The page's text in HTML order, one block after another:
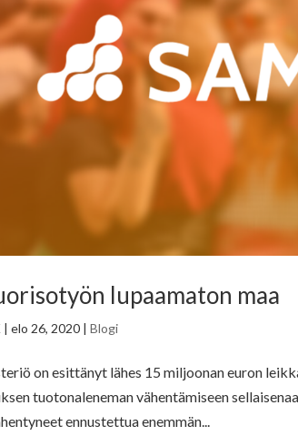
lupaamaton maa
|elo 26, 2020 |Blogi
on esittänyt lähes 15 miljoonan euron
tuotonaleneman vähentämiseen
ennustettua enemmän...